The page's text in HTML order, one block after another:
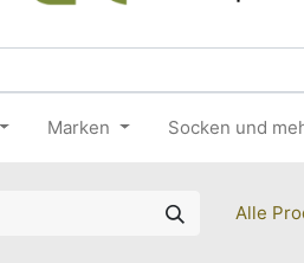
Marken Socken und
Alle